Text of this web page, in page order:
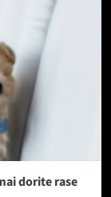
dorite rase